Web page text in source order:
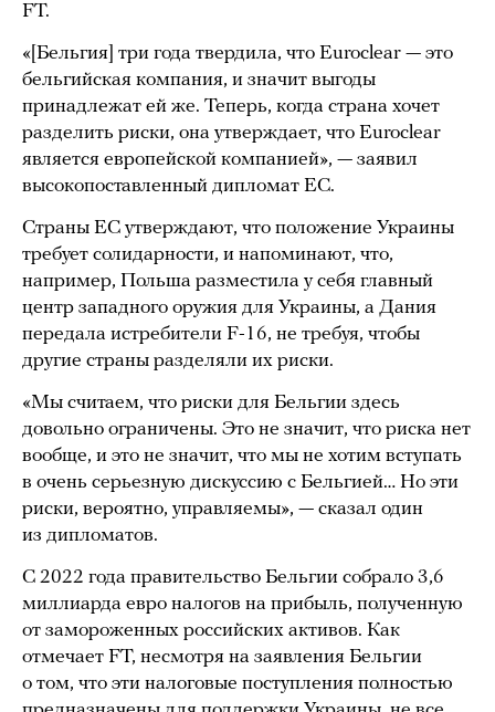
FT.
«[Бельгия] три года твердила, что Euroclear — это
бельгийская компания, и значит выгоды
принадлежат ей же. Теперь, когда страна хочет
разделить риски, она утверждает, что Euroclear
является европейской компанией», — заявил
высокопоставленный дипломат ЕС.
Страны ЕС утверждают, что положение Украины
требует солидарности, и напоминают, что,
например, Польша разместила у себя главный
центр западного оружия для Украины, а Дания
передала истребители F-16, не требуя, чтобы
другие страны разделяли их риски.
«Мы считаем, что риски для Бельгии здесь
довольно ограничены. Это не значит, что риска нет
вообще, и это не значит, что мы не хотим вступать
в очень серьезную дискуссию с Бельгией… Но эти
риски, вероятно, управляемы», — сказал один
из дипломатов.
С 2022 года правительство Бельгии собрало 3,6
миллиарда евро налогов на прибыль, полученную
от замороженных российских активов. Как
отмечает FT, несмотря на заявления Бельгии
о том, что эти налоговые поступления полностью